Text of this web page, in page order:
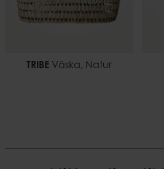
TRIBEVäska, Natur